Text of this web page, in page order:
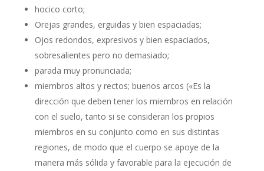
hocico corto;
Orejas grandes, erguidas y bien espaciadas;
Ojos redondos, expresivos y bien espaciados,
sobresalientes pero no demasiado;
parada muy pronunciada;
miembros altos y rectos; buenos arcos («Es la
dirección que deben tener los miembros en relación
con el suelo, tanto si se consideran los propios
miembros en su conjunto como en sus distintas
regiones, de modo que el cuerpo se apoye de la
manera más sólida y favorable para la ejecución de